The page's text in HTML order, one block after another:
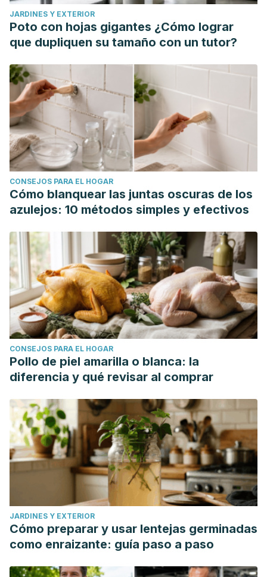
Monoparentalidad, trabajo y familia. Disponible en:
https://e-archivo.uc3m.es/handle/10016/20244#preview
Vásquez Fajardo, V. T. (2015). Estilos de crianza en familias
https://www.lareferencia.info/vufind/Record/
JARDINES Y EXTERIOR
Poto con hojas gigantes ¿Cómo lograr
que dupliquen su tamaño con un tutor?
CONSEJOS PARA EL HOGAR
Cómo blanquear las juntas oscuras de los
azulejos: 10 métodos simples y efectivos
CONSEJOS PARA EL HOGAR
Pollo de piel amarilla o blanca: la
diferencia y qué revisar al comprar
JARDINES Y EXTERIOR
Cómo preparar y usar lentejas germinadas
como enraizante: guía paso a paso